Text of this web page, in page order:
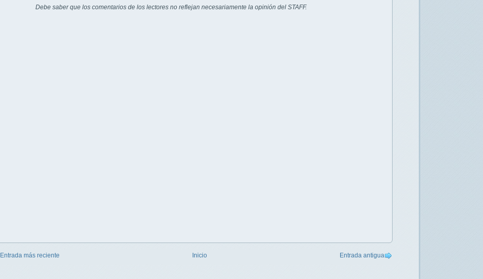
Debe saber que los comentarios de los lectores no reflejan necesariamente la opinión del STAFF.
Entrada más reciente Entrada antigua
Inicio